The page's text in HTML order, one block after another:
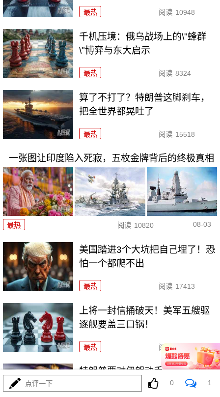
最热 阅读 10948
千机压境：俄乌战场上的\"蜂群
\"博弈与东大启示
最热 阅读 8324
算了不打了？特朗普这脚刹车，
把全世界都晃吐了
最热 阅读 15518
一张图让印度陷入死寂，五枚金牌背后的终极真相
最热 阅读 10820 08-03
美国踏进3个大坑把自己埋了！恐
怕一个都爬不出
最热 阅读 17413
上将一封信捅破天！美军五艘驱
逐舰要盖三口锅！
最热 阅读 7421
特朗普要对伊朗动手？最狠的还
没来，最骚的来了
点评一下 0 1